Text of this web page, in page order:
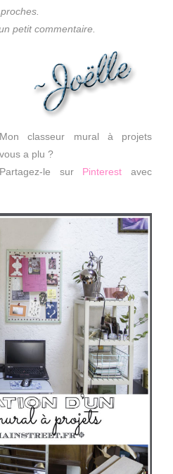
petit commentaire.
Mon classeur mural à projets
vous a plu ?
Partagez-le sur Pinterest avec